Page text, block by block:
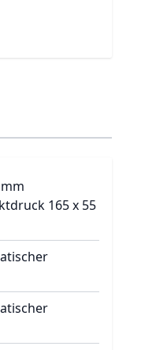
165 x 55